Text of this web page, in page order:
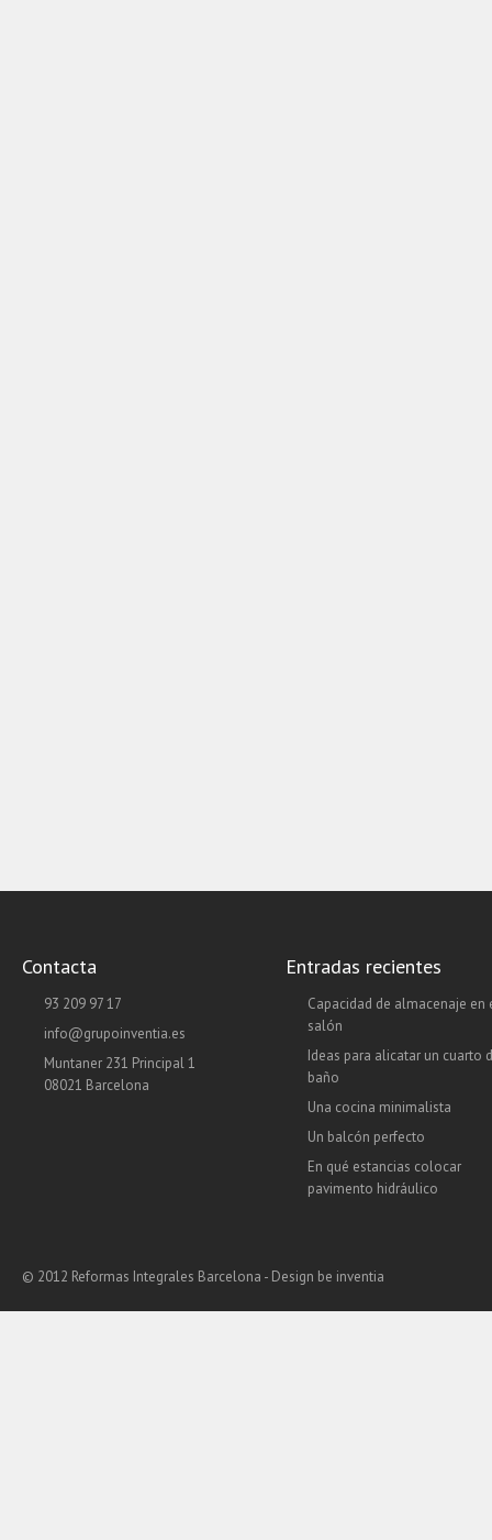
Contacta
93 209 97 17
info@grupoinventia.es
Muntaner 231 Principal 1
08021 Barcelona
Entradas recientes
Capacidad de almacenaje en
salón
Ideas para alicatar un cuarto
baño
Una cocina minimalista
Un balcón perfecto
En qué estancias colocar
pavimento hidráulico
© 2012 Reformas Integrales Barcelona - Design be inventia